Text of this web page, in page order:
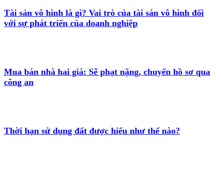
Tài sản vô hình là gì? Vai trò của tài sản vô hình đối
với sự phát triển của doanh nghiệp
Mua bán nhà hai giá: Sẽ phạt nặng, chuyển hồ sơ qua
công an
Thời hạn sử dụng đất được hiểu như thế nào?